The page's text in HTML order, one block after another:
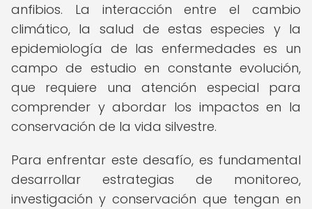
anfibios. La interacción entre el cambio
climático, la salud de estas especies y la
epidemiología de las enfermedades es un
campo de estudio en constante evolución,
que requiere una atención especial para
comprender y abordar los impactos en la
conservación de la vida silvestre.
Para enfrentar este desafío, es fundamental
desarrollar estrategias de monitoreo,
investigación y conservación que tengan en